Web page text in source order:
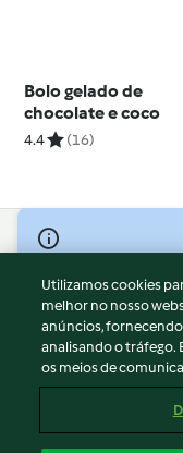
Bolo gelado de
chocolate e coco
4.4 (16)
© Copyright 2026
Termos de Utilização
Aviso sobre Proteção
Aviso
Apoio legal
Conteúdo do relatório
Utilizamos cookies
melhor no nosso
anúncios,
analisando o tráfego.
os meios de